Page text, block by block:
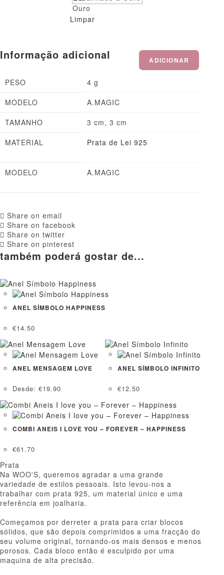
Limpar
ADICIONAR
Informação adicional
PESO
4 g
MODELO
A.MAGIC
TAMANHO
3 cm, 3 cm
MATERIAL
Prata de Lei 925
MODELO A.MAGIC
Share on email
Share on facebook
Share on twitter
Share on pinterest
também poderá gostar de...
ANEL SÍMBOLO HAPPINESS
€14.50
ANEL MENSAGEM LOVE
Desde: €19.90
ANEL SÍMBOLO INFINITO
€12.50
COMBI ANEIS I LOVE YOU – FOREVER – HAPPINESS
€61.70
Prata
Na WOO'S, queremos agradar a uma grande
variedade de estilos pessoais. Isto levou-nos a
trabalhar com prata 925, um material único e uma
referência em joalharia.
Começamos por derreter a prata para criar blocos
sólidos, que são depois comprimidos a uma fracção do
seu volume original, tornando-os mais densos e menos
porosos. Cada bloco então é esculpido por uma
maquina de alta precisão.